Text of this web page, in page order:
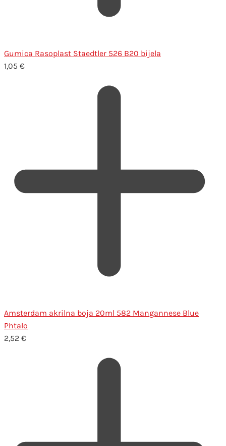
Gumica Rasoplast Staedtler 526 B20 bijela
1,05 €
Amsterdam akrilna boja 20ml 582 Mangannese Blue
Phtalo
2,52 €